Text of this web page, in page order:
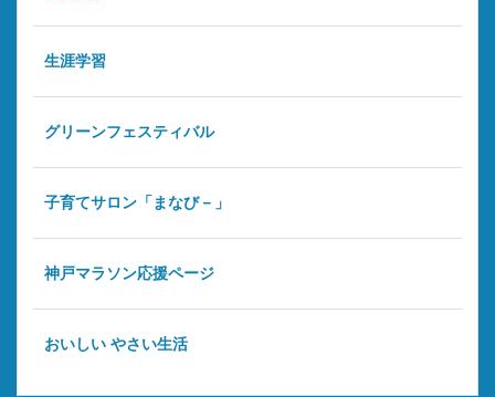
生涯学習
グリーンフェスティバル
子育てサロン「まなび－」
神戸マラソン応援ページ
おいしい やさい生活